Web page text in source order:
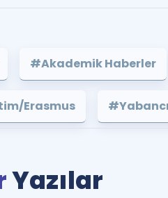
#Akademik Haberler
Erasmus
Yazılar